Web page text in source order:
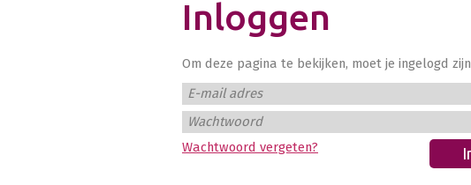
Inloggen
Om deze pagina te bekijken, moet je ingelogd zijn
E-mail adres
Wachtwoord
Wachtwoord vergeten?